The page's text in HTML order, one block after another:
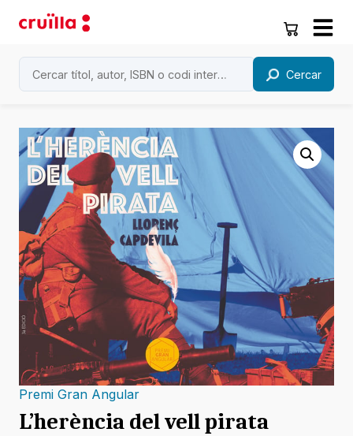
Cercar
Premi Gran Angular
L’herència del vell pirata